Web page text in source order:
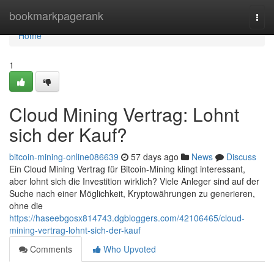
bookmarkpagerank
Home
Home
1
Cloud Mining Vertrag: Lohnt
sich der Kauf?
bitcoin-mining-online086639 57 days ago News
Discuss
Ein Cloud Mining Vertrag für Bitcoin-Mining klingt interessant,
aber lohnt sich die Investition wirklich? Viele Anleger sind auf der
Suche nach einer Möglichkeit, Kryptowährungen zu generieren,
ohne die
https://haseebgosx814743.dgbloggers.com/42106465/cloud-
mining-vertrag-lohnt-sich-der-kauf
Comments
Who Upvoted